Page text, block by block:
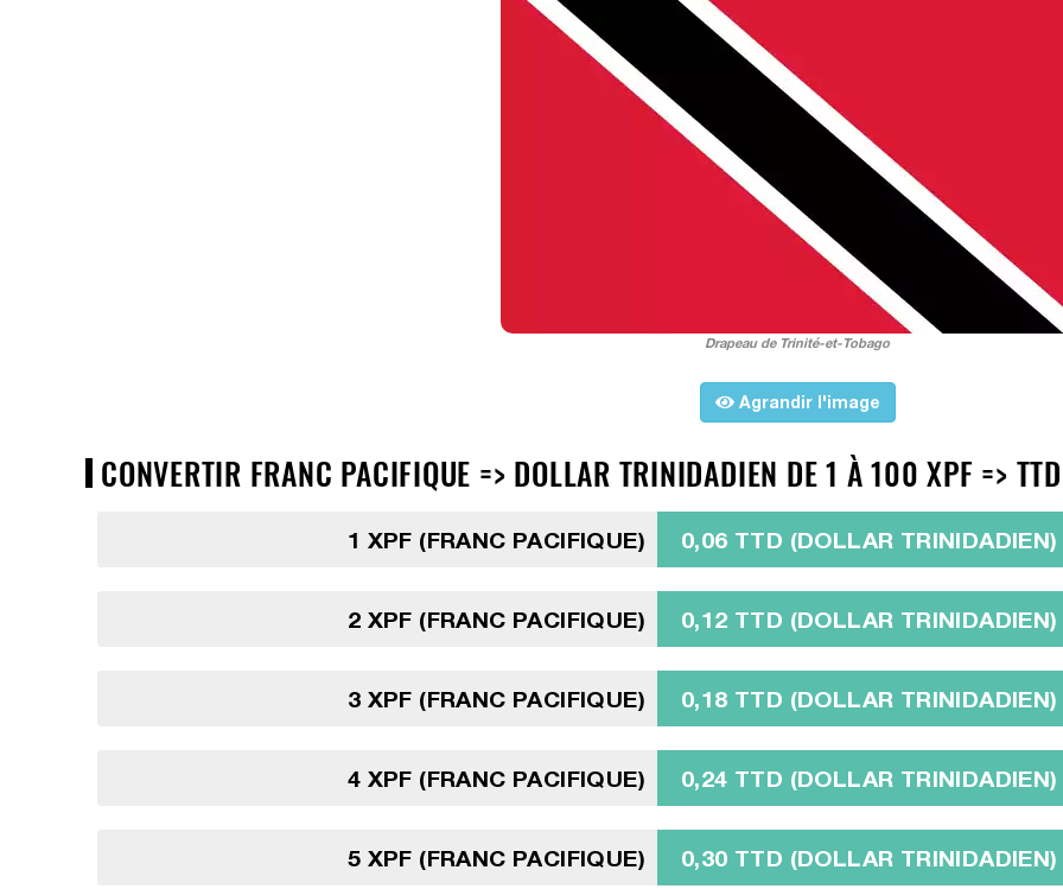
Drapeau de Trinité-et-Tobago
Agrandir l'image
CONVERTIR FRANC PACIFIQUE => DOLLAR TRINIDADIEN DE 1 À 100 XPF => TTD
1 XPF (FRANC PACIFIQUE) 0,06 TTD (DOLLAR TRINIDADIEN)
2 XPF (FRANC PACIFIQUE) 0,12 TTD (DOLLAR TRINIDADIEN)
3 XPF (FRANC PACIFIQUE) 0,18 TTD (DOLLAR TRINIDADIEN)
4 XPF (FRANC PACIFIQUE) 0,24 TTD (DOLLAR TRINIDADIEN)
5 XPF (FRANC PACIFIQUE) 0,30 TTD (DOLLAR TRINIDADIEN)